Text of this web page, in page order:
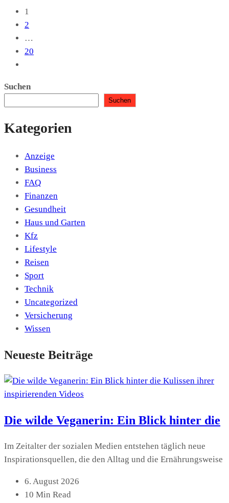
1
2
…
20
Suchen
Suchen
Kategorien
Anzeige
Business
FAQ
Finanzen
Gesundheit
Haus und Garten
Kfz
Lifestyle
Reisen
Sport
Technik
Uncategorized
Versicherung
Wissen
Neueste Beiträge
Die wilde Veganerin: Ein Blick hinter die
Im Zeitalter der sozialen Medien entstehen täglich neue
Inspirationsquellen, die den Alltag und die Ernährungsweise
6. August 2026
10 Min Read